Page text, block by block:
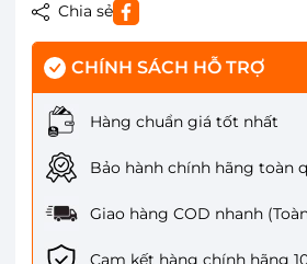
Chia sẻ
CHÍNH SÁCH HỖ TRỢ
Hàng chuẩn giá tốt nhất
Bảo hành chính hãng toàn
Giao hàng COD nhanh
Cam kết hàng chính hãng